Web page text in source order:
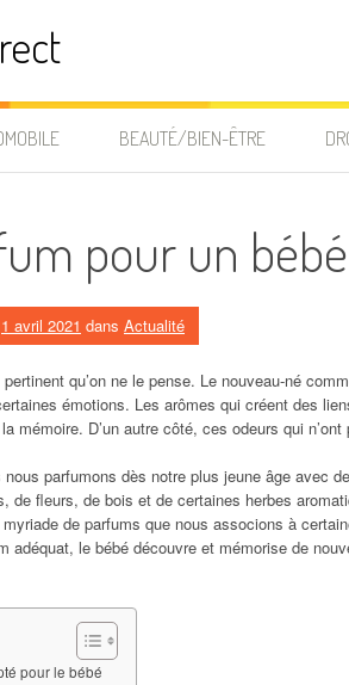
BEAUTÉ/BIEN-ÊTRE
pour un
1 avril 2021 dans Actualité
pertinent qu’on ne le pense. Le nouveau-né
émotions. Les arômes qui créent des
mémoire. D’un autre côté, ces odeurs qui
parfumons dès notre plus jeune âge avec
de fleurs, de bois et de certaines herbes
de parfums que nous associons à
adéquat, le bébé découvre et mémorise de
pour le bébé